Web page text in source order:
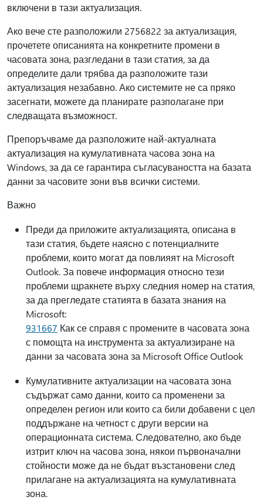
включени в тази актуализация.
Ако вече сте разположили 2756822 за актуализация,
прочетете описанията на конкретните промени в
часовата зона, разгледани в тази статия, за да
определите дали трябва да разположите тази
актуализация незабавно. Ако системите не са пряко
засегнати, можете да планирате разполагане при
следващата възможност.
Препоръчваме да разположите най-актуалната
актуализация на кумулативната часова зона на
Windows, за да се гарантира съгласуваността на базата
данни за часовите зони във всички системи.
Важно
Преди да приложите актуализацията, описана в
тази статия, бъдете наясно с потенциалните
проблеми, които могат да повлияят на Microsoft
Outlook. За повече информация относно тези
проблеми щракнете върху следния номер на статия,
за да прегледате статията в базата знания на
Microsoft:
931667 Как се справя с промените в часовата зона
с помощта на инструмента за актуализиране на
данни за часовата зона за Microsoft Office Outlook
Кумулативните актуализации на часовата зона
съдържат само данни, които са променени за
определен регион или които са били добавени с цел
поддържане на четност с други версии на
операционната система. Следователно, ако бъде
изтрит ключ на часова зона, някои първоначални
стойности може да не бъдат възстановени след
прилагане на актуализацията на кумулативната
зона.